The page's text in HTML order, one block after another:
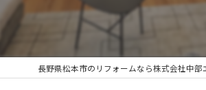
長野県松本市のリフォームなら株式会社中部